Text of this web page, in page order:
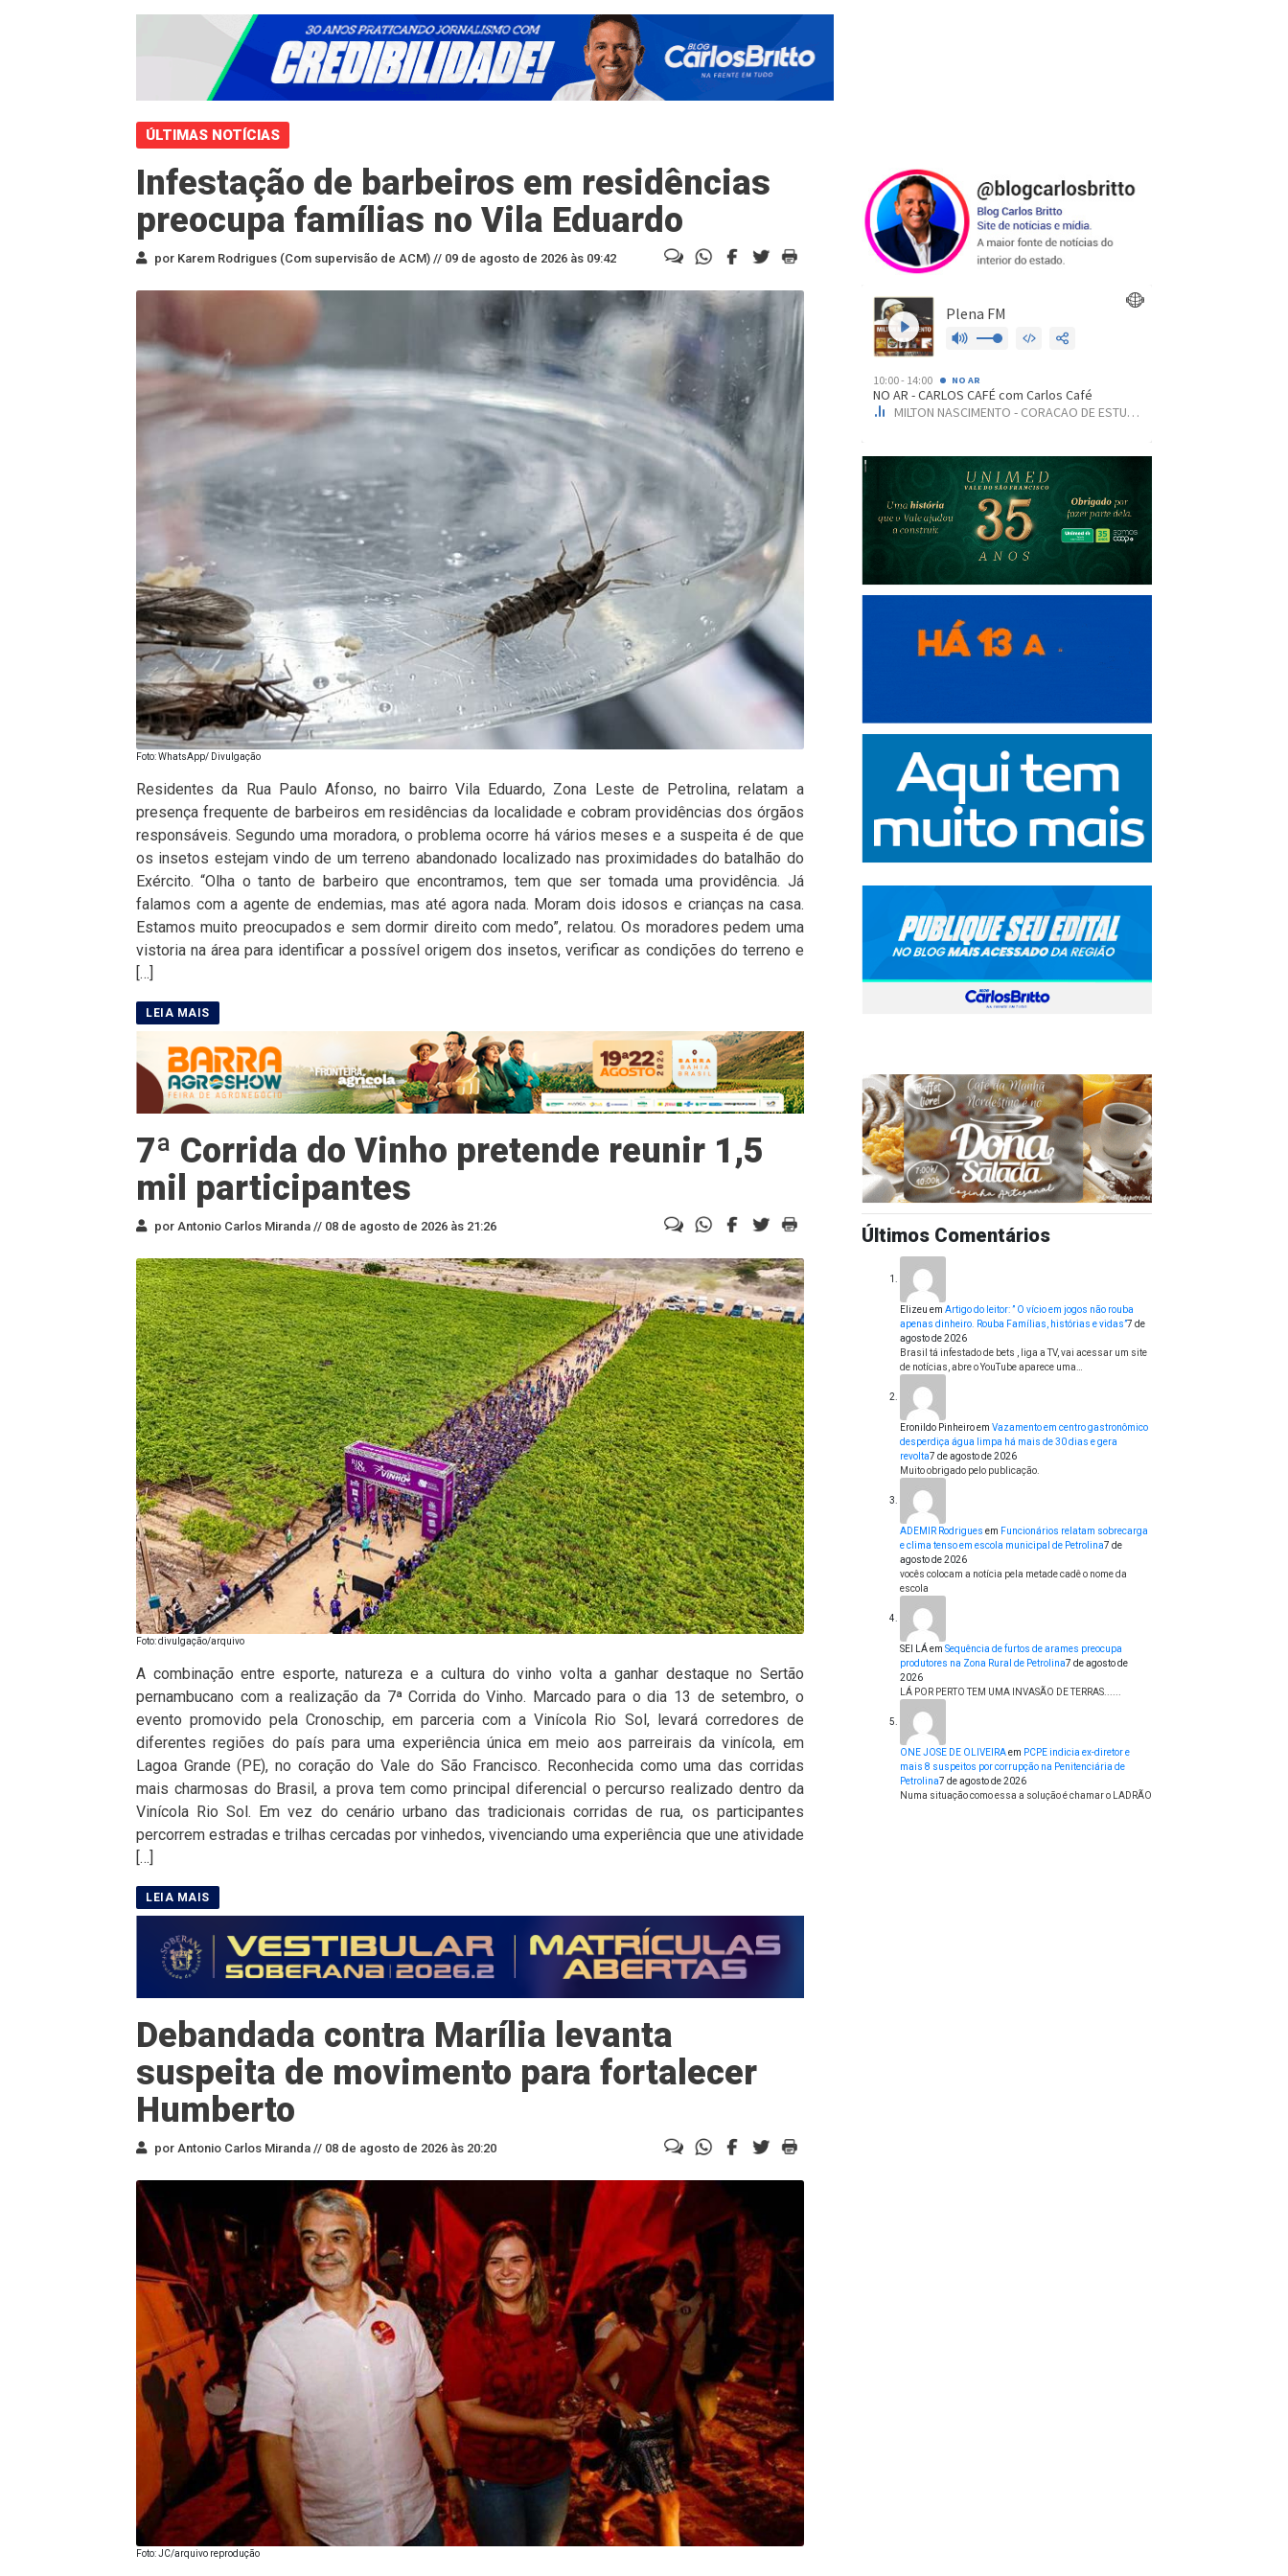
ÚLTIMAS NOTÍCIAS
Infestação de barbeiros em residências
preocupa famílias no Vila Eduardo
por Karem Rodrigues (Com supervisão de ACM) // 09 de agosto de 2026 às 09:42
Foto: WhatsApp/ Divulgação
Residentes da Rua Paulo Afonso, no bairro Vila Eduardo, Zona Leste de Petrolina, relatam a
presença frequente de barbeiros em residências da localidade e cobram providências dos órgãos
responsáveis. Segundo uma moradora, o problema ocorre há vários meses e a suspeita é de que
os insetos estejam vindo de um terreno abandonado localizado nas proximidades do batalhão do
Exército. “Olha o tanto de barbeiro que encontramos, tem que ser tomada uma providência. Já
falamos com a agente de endemias, mas até agora nada. Moram dois idosos e crianças na casa.
Estamos muito preocupados e sem dormir direito com medo”, relatou. Os moradores pedem uma
vistoria na área para identificar a possível origem dos insetos, verificar as condições do terreno e
[…]
7ª Corrida do Vinho pretende reunir 1,5
mil participantes
por Antonio Carlos Miranda // 08 de agosto de 2026 às 21:26
Foto: divulgação/arquivo
A combinação entre esporte, natureza e a cultura do vinho volta a ganhar destaque no Sertão
pernambucano com a realização da 7ª Corrida do Vinho. Marcado para o dia 13 de setembro, o
evento promovido pela Cronoschip, em parceria com a Vinícola Rio Sol, levará corredores de
diferentes regiões do país para uma experiência única em meio aos parreirais da vinícola, em
Lagoa Grande (PE), no coração do Vale do São Francisco. Reconhecida como uma das corridas
mais charmosas do Brasil, a prova tem como principal diferencial o percurso realizado dentro da
Vinícola Rio Sol. Em vez do cenário urbano das tradicionais corridas de rua, os participantes
percorrem estradas e trilhas cercadas por vinhedos, vivenciando uma experiência que une atividade
[…]
Debandada contra Marília levanta
suspeita de movimento para fortalecer
Humberto
por Antonio Carlos Miranda // 08 de agosto de 2026 às 20:20
Foto: JC/arquivo reprodução
Últimos Comentários
Elizeu em Artigo do leitor: ” O vício em jogos não rouba
apenas dinheiro. Rouba Famílias, histórias e vidas”7 de
agosto de 2026
Brasil tá infestado de bets , liga a TV, vai acessar um site
de notícias, abre o YouTube aparece uma…
Eronildo Pinheiroem Vazamento em centro gastronômico
desperdiça água limpa há mais de 30 dias e gera
revolta7 de agosto de 2026
Muito obrigado pelo publicação.
ADEMIR Rodrigues em Funcionários relatam sobrecarga
e clima tenso em escola municipal de Petrolina7 de
agosto de 2026
vocês colocam a notícia pela metade cadê o nome da
escola
SEI LÁem Sequência de furtos de arames preocupa
produtores na Zona Rural de Petrolina7 de agosto de
2026
LÁ POR PERTO TEM UMA INVASÃO DE TERRAS......
ONE JOSE DE OLIVEIRAem PCPE indicia ex-diretor e
mais 8 suspeitos por corrupção na Penitenciária de
Petrolina7 de agosto de 2026
Numa situação como essa a solução é chamar o LADRÃO